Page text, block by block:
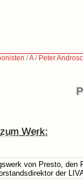
/A/ Peter
Werk:
von Presto, den
der